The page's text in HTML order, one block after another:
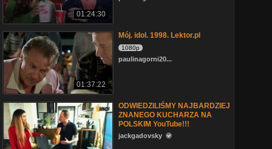
01:24:30
01:37:22
Mój. idol. 1998. Lektor.pl
1080p
paulinagorni20...
ODWIEDZILIŚMY NAJBARDZIEJ
ZNANEGO KUCHARZA NA
POLSKIM YouTube!!!
jackgadovsky